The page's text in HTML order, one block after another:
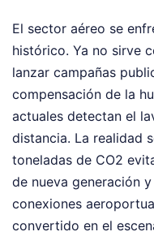
El sector aéreo se
histórico. Ya no sirve
lanzar campañas
compensación de la
actuales detectan el
distancia. La realidad
toneladas de CO2
de nueva generación
conexiones
convertido en el